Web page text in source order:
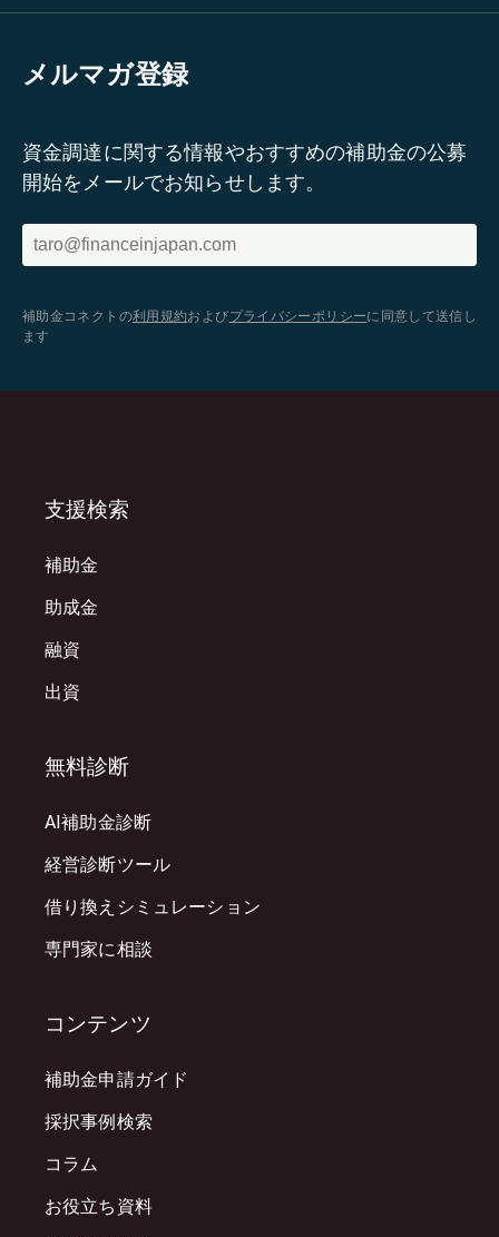
メルマガ登録
資金調達に関する情報やおすすめの補助金の公募
開始をメールでお知らせします。
補助金コネクトの利用規約およびプライバシーポリシーに同意して送信し
ます
支援検索
補助金
助成金
融資
出資
無料診断
AI補助金診断
経営診断ツール
借り換えシミュレーション
専門家に相談
コンテンツ
補助金申請ガイド
採択事例検索
コラム
お役立ち資料